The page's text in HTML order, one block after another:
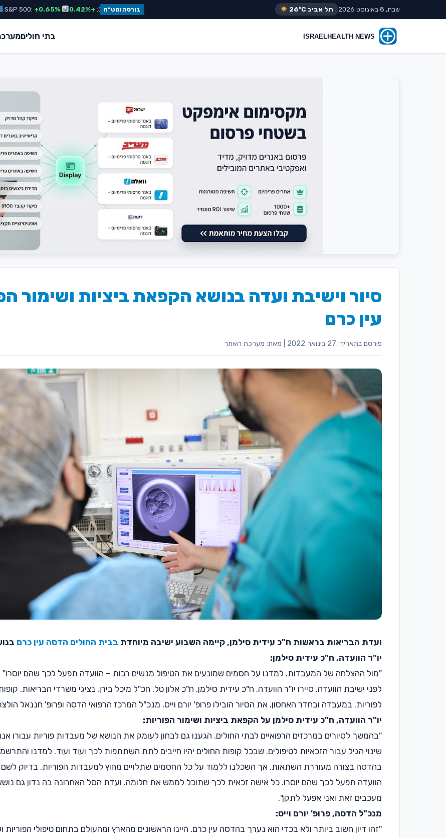
שבת, 8 באוגוסט 2026 תל אביב 26°C בורסה ומט"ח
ת"א 35: +0.42%
S&P 500:
+0.65% נפט:
בתי חולים
סיור וישיבת ועדה בנושא הקפאת ביציות ושימור
עין כרם
פורסם בתאריך: 27 בינואר 2022 מאת: מערכת האתר
ועדת הבריאות בראשות ח"כ עידית סילמן, קיימה השבוע ישיבה מיוחדת בבית החולים הדסה עין כרם
יו"ר הוועדה, ח"כ עידית סילמן:
"מול ההצלחה של המעבדות. למדנו על חסמים שמונעים את הטיפול מנשים רבות – הוועדה תפעל לכך שהם יוסרו"
לפני ישיבת הוועדה. סיירו יו"ר הוועדה. ח"כ עידית סילמן. ח"כ אלון טל. חכ"ל מיכל בירן. נציגי משרדי הבריאות.
לפוריות. במעבדה ובחדר האחסון. את הסיור הובילו פרופ' יורם וייס. מנכ"ל המרכז הרפואי הדסה ופרופ' חננאל
יו"ר הוועדה, ח"כ עידית סילמן על הקפאת ביציות ושימור הפוריות:
"בהמשך לסיורים במרכזים הרפואיים לבתי החולים. הגענו גם לבחון לעומק את הנושא של מעבדות פוריות עבורו
שינוי הגיל עבור הזכאיות לטיפולים. שבכל קופות החולים יהיו חייבים לתת השתתפות לכך ועוד ועוד. למדנו
בהדסה בצורה מעוררת השתאות, אך השכלנו ללמוד על כל החסמים שתלויים מחוץ למעבדות הפוריות. בדיוק
הוועדה תפעל לכך שהם יוסרו. כל אישה זכאית לכך שתוכל לממש את חלומה. ועדת הסל האחרונה בה נדון גם
מעכבים זאת ואני אפעל לתקן".
מנכ"ל הדסה, פרופ' יורם וייס:
"זהו דיון חשוב ביותר ולא בכדי הוא נערך בהדסה עין כרם. היינו הראשונים מהארץ ומהעולם בתחום טיפולי הפוריות